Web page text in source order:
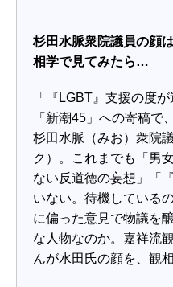
杉田水脈衆院議員の顔
相学で見てみたら…
「『LGBT』支援の度
「新潮45」への寄稿で
杉田水脈（みお）衆院
ク）。これまでも「男
ない反道徳の妄想」「
いない。待機している
に偏った意見で物議を
な人物なのか。嘉祥流
んが水田氏の顔を、観